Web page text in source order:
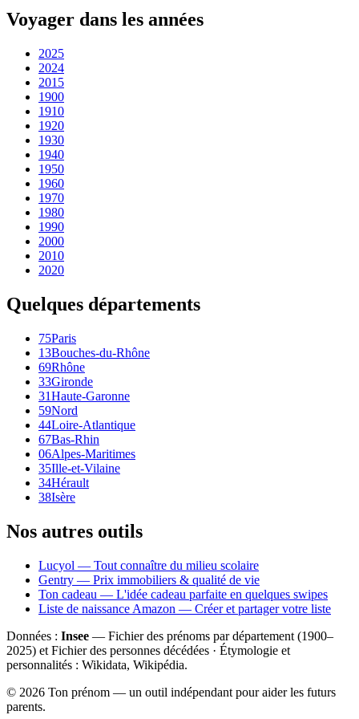
Voyager dans les années
2025
2024
2015
1900
1910
1920
1930
1940
1950
1960
1970
1980
1990
2000
2010
2020
Quelques départements
75Paris
13Bouches-du-Rhône
69Rhône
33Gironde
31Haute-Garonne
59Nord
44Loire-Atlantique
67Bas-Rhin
06Alpes-Maritimes
35Ille-et-Vilaine
34Hérault
38Isère
Nos autres outils
Lucyol — Tout connaître du milieu scolaire
Gentry — Prix immobiliers & qualité de vie
Ton cadeau — L'idée cadeau parfaite en quelques swipes
Liste de naissance Amazon — Créer et partager votre liste
Données : Insee — Fichier des prénoms par département (1900–
2025) et Fichier des personnes décédées · Étymologie et
personnalités : Wikidata, Wikipédia.
© 2026 Ton prénom — un outil indépendant pour aider les futurs
parents.